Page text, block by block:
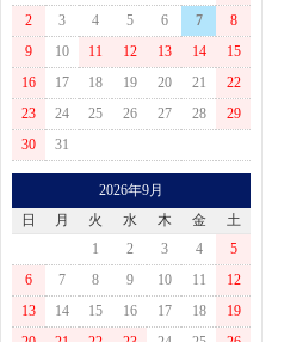
新興製作所(GOOD GEAR)
EARTH MAN (高儀)
藤原産業(E-Value)
東芝
スナップオン
育良精機
HOME TOOL (ナカトミ産業)
ペンタックス
ニコン
IBM
日立
富士通
CASIO
XEROX
沖
NEC
IBM
日立
富士通
NTT
MURATEC
ﾊﾟﾅｿﾆｯｸ
HEWLETT PACKARD
2
3 4 5 6 7
8
9
10 11 12 13 14
15
16
17 18 19 20 21
22
23
24 25 26 27 28
29
30
31
2026年9月
日
月 火 水 木 金
土
1
2 3 4
5
6
7 8 9 10 11
12
13
14 15 16 17 18
19